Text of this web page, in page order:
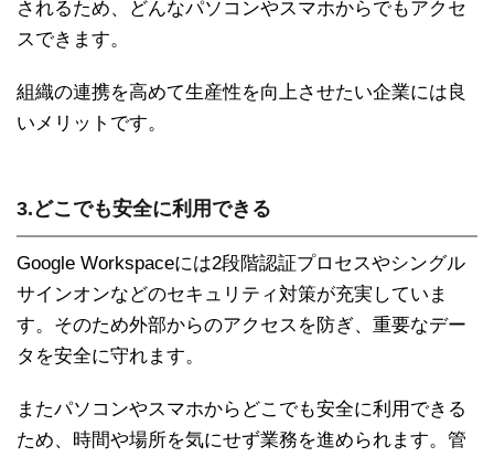
されるため、どんなパソコンやスマホからでもアクセ
スできます。
組織の連携を高めて生産性を向上させたい企業には良
いメリットです。
3.どこでも安全に利用できる
Google Workspaceには2段階認証プロセスやシングル
サインオンなどのセキュリティ対策が充実していま
す。そのため外部からのアクセスを防ぎ、重要なデー
タを安全に守れます。
またパソコンやスマホからどこでも安全に利用できる
ため、時間や場所を気にせず業務を進められます。管